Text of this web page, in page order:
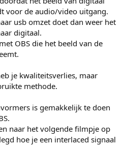
voor de audio/video uitgang.
usb omzet doet dan weer het
digitaal.
OBS die het beeld van de
je kwaliteitsverlies, maar
methode.
is gemakkelijk te doen
naar het volgende filmpje op
hoe je een interlaced signaal